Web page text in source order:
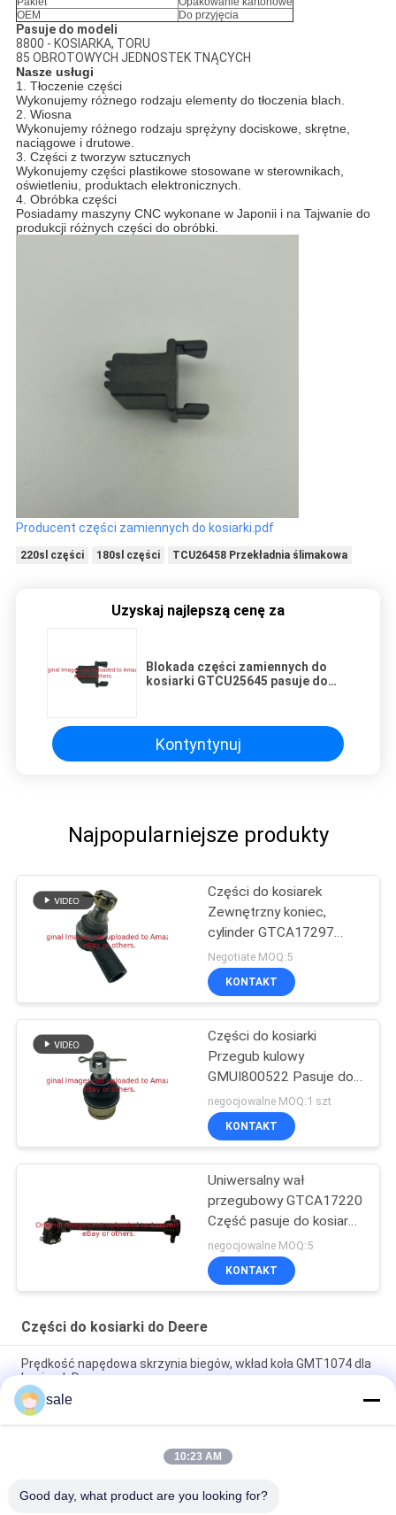
OEM
Do przyjęcia
Pasuje do modeli
8800 - KOSIARKA, TORU
85 OBROTOWYCH JEDNOSTEK TNĄCYCH
Nasze usługi
1. Tłoczenie części
Wykonujemy różnego rodzaju elementy do tłoczenia blach.
2. Wiosna
Wykonujemy różnego rodzaju sprężyny dociskowe, skrętne,
naciągowe i drutowe.
3. Części z tworzyw sztucznych
Wykonujemy części plastikowe stosowane w sterownikach,
oświetleniu, produktach elektronicznych.
4. Obróbka części
Posiadamy maszyny CNC wykonane w Japonii i na Tajwanie do
produkcji różnych części do obróbki.
Producent części zamiennych do kosiarki.pdf
220sl części 180sl części TCU26458 Przekładnia ślimakowa
Uzyskaj najlepszą cenę za
Blokada części zamiennych do
kosiarki GTCU25645 pasuje do
Kontyntynuj
Najpopularniejsze produkty
Części do kosiarek
Zewnętrzny koniec,
cylinder GTCA17297
Pasuje do kosiarki Deere
Negotiate MOQ:5
KONTAKT
Części do kosiarki
Przegub kulowy
GMUI800522 Pasuje do
pojazdu użytkowego
Deere ProGator
negocjowalne MOQ:1 szt
KONTAKT
Uniwersalny wał
przegubowy GTCA17220
Część pasuje do kosiarki
Deere
negocjowalne MOQ:5
KONTAKT
Części do kosiarki do Deere
Prędkość napędowa skrzynia biegów, wkład koła GMT1074 dla
kosiarek Deere
Sprzęgło Pro Gator 2030 2020 Tarcza dociskowa sprzęgła
GM809222 GM809221 Pasuje do Deere
Części do kosiarki Rozrusznik silnika GAM878176 Pasuje do
sale
10:23 AM
Good day, what product are you looking for?